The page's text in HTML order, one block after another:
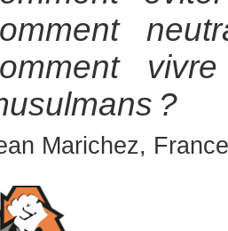
?
Marichez,